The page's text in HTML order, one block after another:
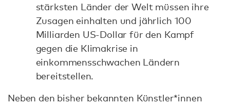
stärksten Länder der Welt müssen ihre
Zusagen einhalten und jährlich 100
Milliarden US-Dollar für den Kampf
gegen die Klimakrise in
einkommensschwachen Ländern
bereitstellen.
Neben den bisher bekannten Künstler*innen